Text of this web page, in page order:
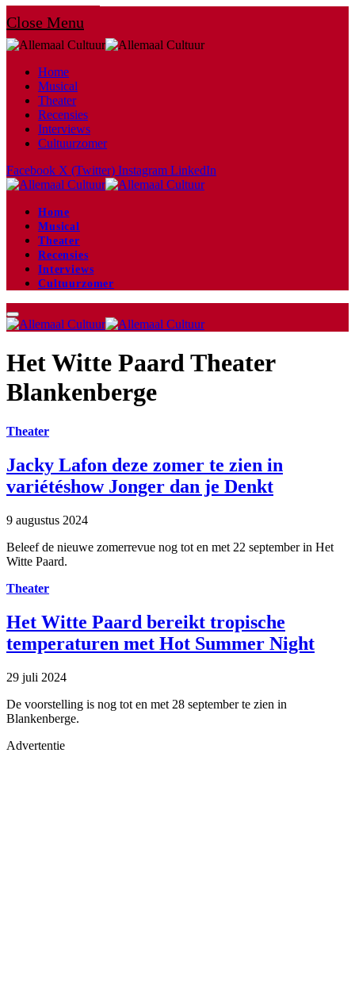
Close Menu
Home
Musical
Theater
Recensies
Interviews
Cultuurzomer
Facebook X (Twitter) Instagram LinkedIn
Home
Musical
Theater
Recensies
Interviews
Cultuurzomer
Het Witte Paard Theater
Blankenberge
Theater
Jacky Lafon deze zomer te zien in
variétéshow Jonger dan je Denkt
9 augustus 2024
Beleef de nieuwe zomerrevue nog tot en met 22 september in Het
Witte Paard.
Theater
Het Witte Paard bereikt tropische
temperaturen met Hot Summer Night
29 juli 2024
De voorstelling is nog tot en met 28 september te zien in
Blankenberge.
Advertentie